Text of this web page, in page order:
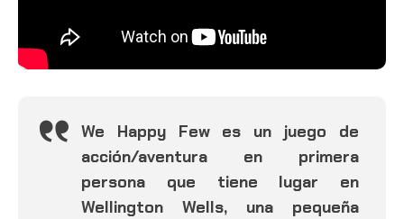
We Happy Few es un juego de
acción/aventura en primera
persona que tiene lugar en
Wellington Wells, una pequeña